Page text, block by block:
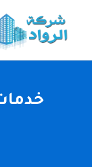
المحتوى